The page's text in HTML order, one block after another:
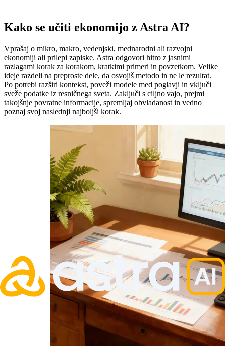
Kako se učiti ekonomijo z Astra AI?
Vprašaj o mikro, makro, vedenjski, mednarodni ali razvojni
ekonomiji ali prilepi zapiske. Astra odgovori hitro z jasnimi
razlagami korak za korakom, kratkimi primeri in povzetkom. Velike
ideje razdeli na preproste dele, da osvojiš metodo in ne le rezultat.
Po potrebi razširi kontekst, poveži modele med poglavji in vključi
sveže podatke iz resničnega sveta. Zaključi s ciljno vajo, prejmi
takojšnje povratne informacije, spremljaj obvladanost in vedno
poznaj svoj naslednji najboljši korak.